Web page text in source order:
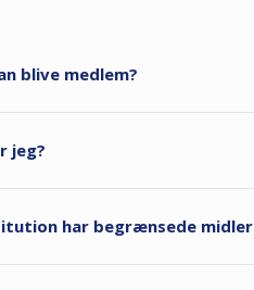
blive medlem?
jeg?
har begrænsede midler